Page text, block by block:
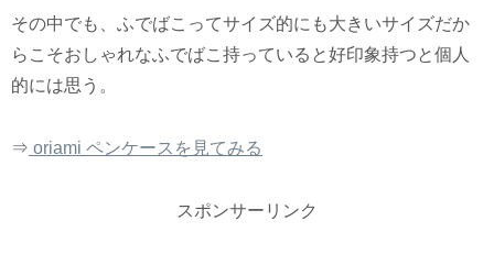
その中でも、ふでばこってサイズ的にも大きいサイズだか
らこそおしゃれなふでばこ持っていると好印象持つと個人
的には思う。
⇒ oriami ペンケースを見てみる
スポンサーリンク